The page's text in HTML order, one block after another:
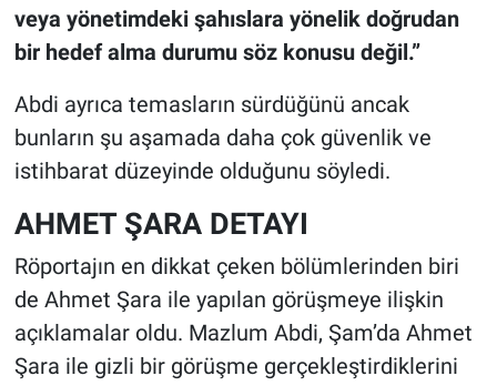
veya yönetimdeki şahıslara yönelik doğrudan
bir hedef alma durumu söz konusu değil.”
Abdi ayrıca temasların sürdüğünü ancak
bunların şu aşamada daha çok güvenlik ve
istihbarat düzeyinde olduğunu söyledi.
AHMET ŞARA DETAYI
Röportajın en dikkat çeken bölümlerinden biri
de Ahmet Şara ile yapılan görüşmeye ilişkin
açıklamalar oldu. Mazlum Abdi, Şam’da Ahmet
Şara ile gizli bir görüşme gerçekleştirdiklerini